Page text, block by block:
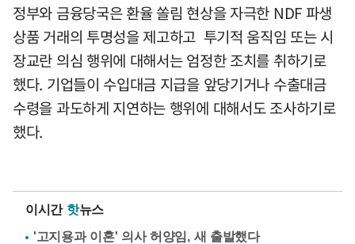
정부와 금융당국은 환율 쏠림 현상을 자극한 NDF 파생
상품 거래의 투명성을 제고하고 투기적 움직임 또는 시
장교란 의심 행위에 대해서는 엄정한 조치를 취하기로
했다. 기업들이 수입대금 지급을 앞당기거나 수출대금
수령을 과도하게 지연하는 행위에 대해서도 조사하기로
했다.
이시간 핫뉴스
'고지용과 이혼' 의사 허양임, 새 출발했다